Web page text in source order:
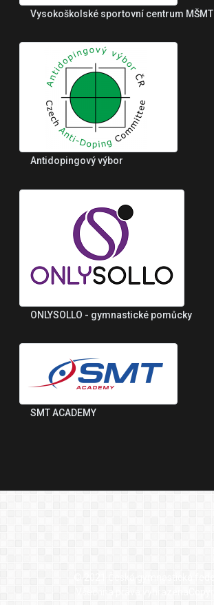
Vysokoškolské sportovní centrum MŠMT
Antidopingový výbor
ONLYSOLLO - gymnastické pomůcky
SMT ACADEMY